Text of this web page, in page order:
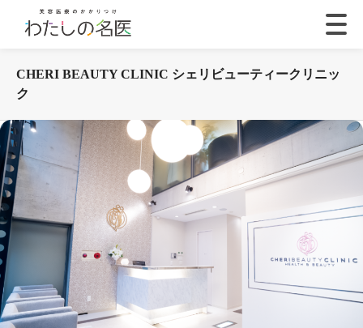
CHERI BEAUTY CLINIC シェリビューティークリニッ
ク